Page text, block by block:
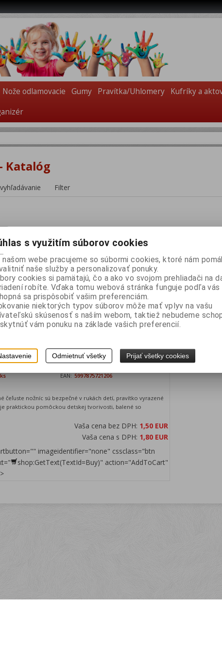
Nože odlamovacie Gumy Pravítka/Uhlomery Kufríky a
Katalóg
Filter
13cm s mierkou na čepeli
Záruka (mesiacov):
EAN: 5997875721206
čeľuste nožníc sú bezpečné v rukách detí, pravítko vyrazené
praktickou pomôckou detskej tvorivosti, balené so
Vaša cena bez DPH: 1,50 EUR
Vaša cena s DPH: 1,80 EUR
imageidentifier="none" cssclass="btn
shop:GetText(TextId=Buy)" action="AddToCart"
s využitím súborov cookies
našom webe pracujeme so súbormi cookies, ktoré nám
naše služby a personalizovať ponuky.
cookies si pamätajú, čo a ako vo svojom prehliadači na
robíte. Vďaka tomu webová stránka funguje podľa vás
sa prispôsobiť vašim preferenciám.
niektorých typov súborov môže mať vplyv na vašu
skúsenosť s naším webom, taktiež nebudeme
vám ponuku na základe vašich preferencií.
Odmietnuť všetky Prijať všetky cookies